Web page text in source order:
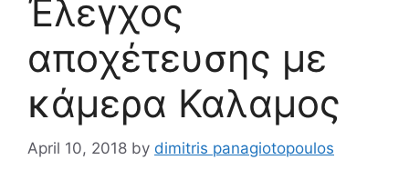
Έλεγχος
αποχέτευσης με
κάμερα Καλαμος
April 10, 2018 by dimitris panagiotopoulos